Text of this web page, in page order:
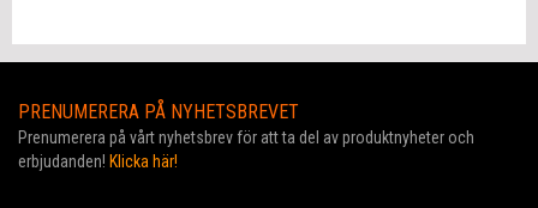
PRENUMERERA PÅ NYHETSBREVET
Prenumerera på vårt nyhetsbrev för att ta del av produktnyheter och
erbjudanden! Klicka här!